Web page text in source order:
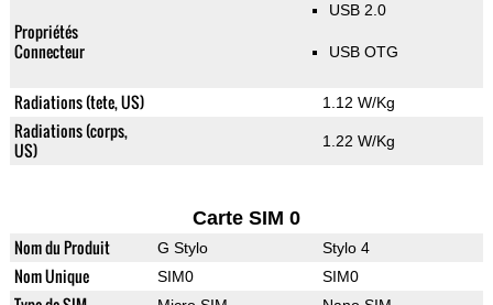
Propriétés
Connecteur
USB 2.0
USB OTG
Radiations (tete, US) 1.12 W/Kg
Radiations (corps,
US)
1.22 W/Kg
Carte SIM 0
Nom du Produit G Stylo Stylo 4
Nom Unique SIM0 SIM0